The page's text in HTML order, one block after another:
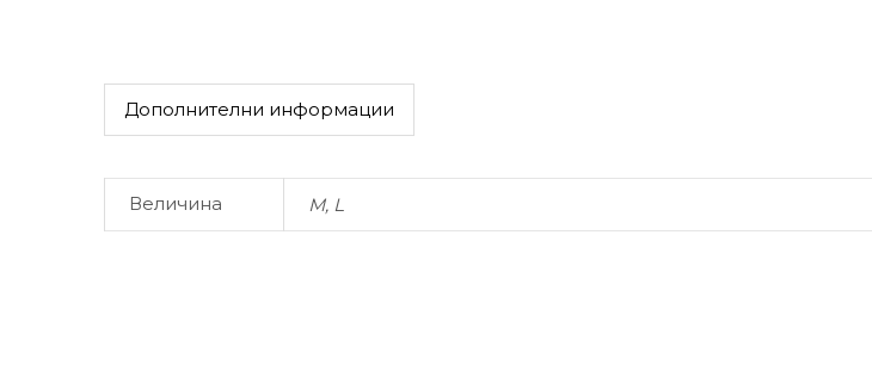
Дополнителни информации
Величина M, L